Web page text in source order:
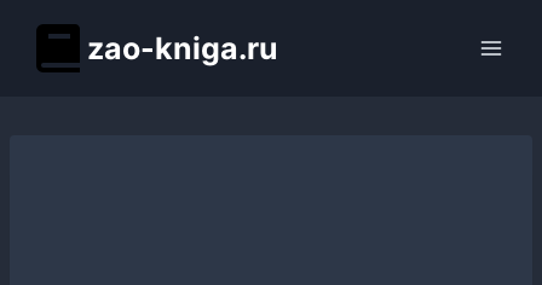
содержимому
zao-kniga.ru